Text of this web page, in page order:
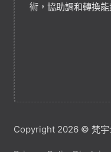
術，協助調和轉換能
Copyright 2026 © 梵宇